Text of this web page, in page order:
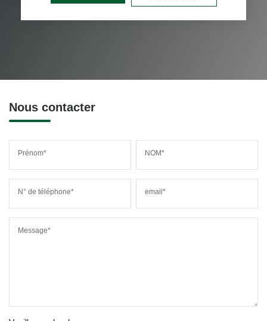
Nous contacter
Prénom* NOM*
N° de téléphone* email*
Message*